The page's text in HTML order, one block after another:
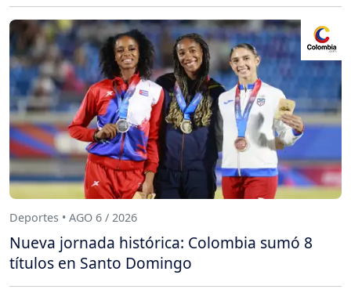
Deportes • AGO 6 / 2026
Nueva jornada histórica: Colombia sumó 8
títulos en Santo Domingo